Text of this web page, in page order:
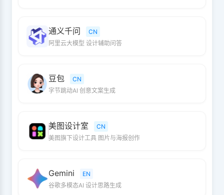
通义千问
CN
阿里云大模型 设计辅助问答
豆包
CN
字节跳动AI 创意文案生成
美图设计室
CN
美图旗下设计工具 图片与海报创作
Gemini
EN
谷歌多模态AI 设计思路生成